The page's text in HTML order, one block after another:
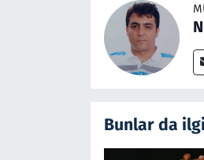
Bunlar da